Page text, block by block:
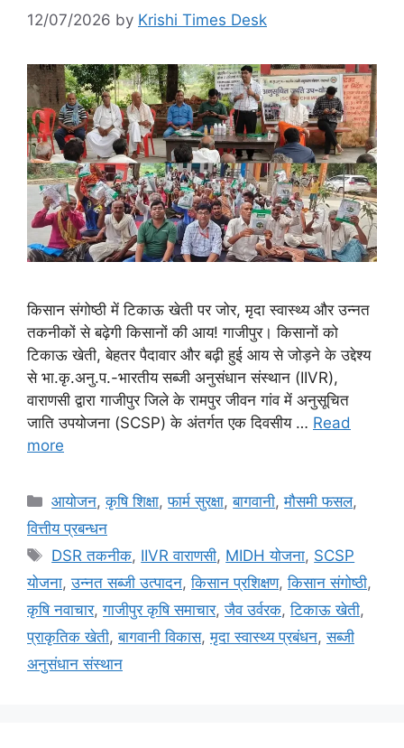
12/07/2026 by Krishi Times Desk
किसान संगोष्ठी में टिकाऊ खेती पर जोर, मृदा स्वास्थ्य और उन्नत
तकनीकों से बढ़ेगी किसानों की आय! गाजीपुर। किसानों को
टिकाऊ खेती, बेहतर पैदावार और बढ़ी हुई आय से जोड़ने के उद्देश्य
से भा.कृ.अनु.प.-भारतीय सब्जी अनुसंधान संस्थान (IIVR),
वाराणसी द्वारा गाजीपुर जिले के रामपुर जीवन गांव में अनुसूचित
जाति उपयोजना (SCSP) के अंतर्गत एक दिवसीय … Read
more
आयोजन,कृषि शिक्षा,फार्म सुरक्षा,बागवानी,मौसमी फसल,
वित्तीय प्रबन्धन
DSR तकनीक, IIVR वाराणसी, MIDH योजना, SCSP
योजना,उन्नत सब्जी उत्पादन,किसान प्रशिक्षण,किसान संगोष्ठी,
कृषि नवाचार,गाजीपुर कृषि समाचार,जैव उर्वरक,टिकाऊ खेती,
प्राकृतिक खेती,बागवानी विकास,मृदा स्वास्थ्य प्रबंधन,सब्जी
अनुसंधान संस्थान